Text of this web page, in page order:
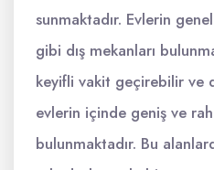
sunmaktadır. Evlerin
gibi dış mekanları
keyifli vakit geçirebilir ve
evlerin içinde geniş ve
bulunmaktadır. Bu